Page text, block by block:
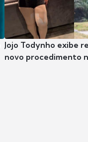
Jojo Todynho exibe
novo procedimento